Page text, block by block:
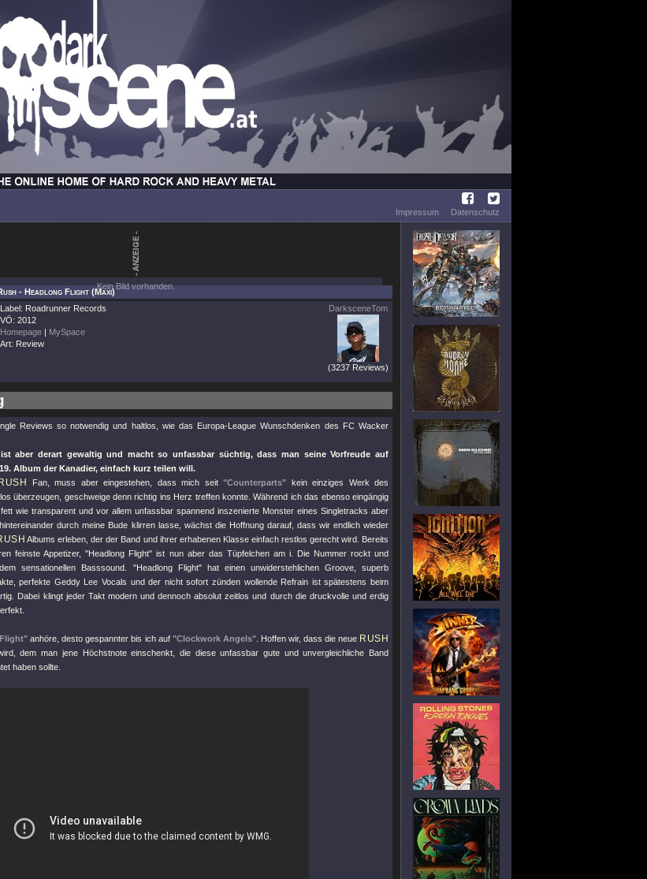
Impressum
Datenschutz
Kein Bild vorhanden.
- Headlong Flight (Maxi)
Label: Roadrunner Records
VÖ: 2012
Homepage | MySpace
Art: Review
DarksceneTom
(3237 Reviews)
Reviews so notwendig und haltlos, wie das Europa-League Wunschdenken des FC Wacker
aber derart gewaltig und macht so unfassbar süchtig, dass man seine Vorfreude auf
Album der Kanadier, einfach kurz teilen will.
RUSH Fan, muss aber eingestehen, dass mich seit "Counterparts" kein einziges Werk des
überzeugen, geschweige denn richtig ins Herz treffen konnte. Während ich das ebenso eingängig
wie transparent und vor allem unfassbar spannend inszenierte Monster eines Singletracks aber
durch meine Bude klirren lasse, wächst die Hoffnung darauf, dass wir endlich wieder
Albums erleben, der der Band und ihrer erhabenen Klasse einfach restlos gerecht wird. Bereits
feinste Appetizer,"Headlong Flight" ist nun aber das Tüpfelchen am i. Die Nummer rockt und
sensationellen Basssound. "Headlong Flight"hat einen unwiderstehlichen Groove, superb
perfekte Geddy Lee Vocals und der nicht sofort zünden wollende Refrain ist spätestens beim
Dabei klingt jeder Takt modern und dennoch absolut zeitlos und durch die druckvolle und erdig
anhöre, desto gespannter bis ich auf "Clockwork Angels". Hoffen wir, dass die neue RUSH
dem man jene Höchstnote einschenkt, die diese unfassbar gute und unvergleichliche Band
haben sollte.